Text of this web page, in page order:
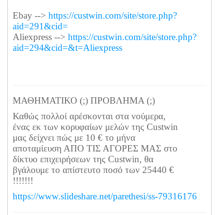
Ebay --> https://custwin.com/site/store.php?
aid=291&cid=
Aliexpress --> https://custwin.com/site/store.php?
aid=294&cid=&t=Aliexpress
ΜΑΘΗΜΑΤΙΚΟ (;) ΠΡΟΒΛΗΜΑ (;)
Καθώς πολλοί αρέσκονται στα νούμερα,
ένας εκ των κορυφαίων μελών της Custwin
μας δείχνει πώς με 10 € το μήνα
αποταμίευση ΑΠΟ ΤΙΣ ΑΓΟΡΕΣ ΜΑΣ στο
δίκτυο επιχειρήσεων της Custwin, θα
βγάλουμε το απίστευτο ποσό των 25440 €
!!!!!!!
https://www.slideshare.net/parethesi/ss-79316176